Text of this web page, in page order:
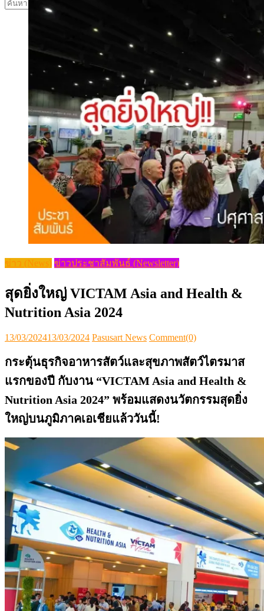
ข่าว (News) ข่าวประชาสัมพันธ์ (Newsletter)
สุดยิ่งใหญ่ VICTAM Asia and Health &
Nutrition Asia 2024
Posted
13/03/202413/03/2024 Author
Pasusart News Comment(0)
กระตุ้นธุรกิจอาหารสัตว์และสุขภาพสัตว์ไตรมาส
แรกของปี กับงาน “VICTAM Asia and Health &
Nutrition Asia 2024” พร้อมแสดงนวัตกรรมสุดยิ่ง
ใหญ่บนภูมิภาคเอเชียแล้ววันนี้!